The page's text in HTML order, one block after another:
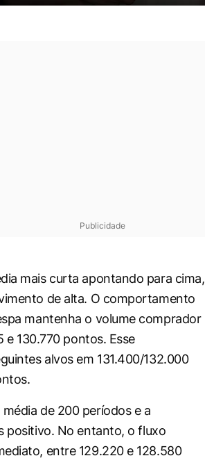
Publicidade
mais curta apontando para cima,
de alta. O comportamento
mantenha o volume comprador
e 130.770 pontos. Esse
alvos em 131.400/132.000
de 200 períodos e a
positivo. No entanto, o fluxo
entre 129.220 e 128.580